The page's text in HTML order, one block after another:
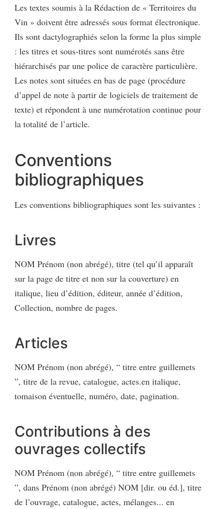
Les textes soumis à la Rédaction de « Territoires du
Vin » doivent être adressés sous format électronique.
Ils sont dactylographiés selon la forme la plus simple
: les titres et sous-titres sont numérotés sans être
hiérarchisés par une police de caractère particulière.
Les notes sont situées en bas de page (procédure
d’appel de note à partir de logiciels de traitement de
texte) et répondent à une numérotation continue pour
la totalité de l’article.
Conventions
bibliographiques
Les conventions bibliographiques sont les suivantes :
Livres
NOM Prénom (non abrégé), titre (tel qu’il apparaît
sur la page de titre et non sur la couverture) en
italique, lieu d’édition, éditeur, année d’édition,
Collection, nombre de pages.
Articles
NOM Prénom (non abrégé), “ titre entre guillemets
”, titre de la revue, catalogue, actes.en italique,
tomaison éventuelle, numéro, date, pagination.
Contributions à des
ouvrages collectifs
NOM Prénom (non abrégé), “ titre entre guillemets
”, dans Prénom (non abrégé) NOM [dir. ou éd.], titre
de l’ouvrage, catalogue, actes, mélanges... en